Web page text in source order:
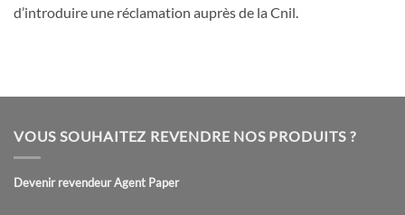
d’introduire une réclamation auprès de la Cnil.
VOUS SOUHAITEZ REVENDRE NOS PRODUITS ?
Devenir revendeur Agent Paper